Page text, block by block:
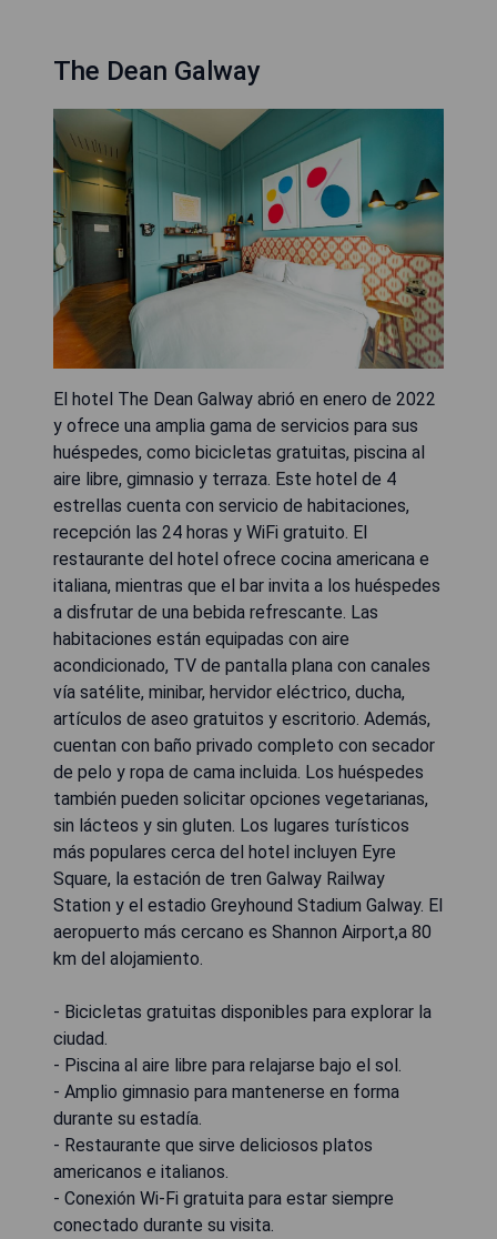
The Dean Galway
El hotel The Dean Galway abrió en enero de 2022
y ofrece una amplia gama de servicios para sus
huéspedes, como bicicletas gratuitas, piscina al
aire libre, gimnasio y terraza. Este hotel de 4
estrellas cuenta con servicio de habitaciones,
recepción las 24 horas y WiFi gratuito. El
restaurante del hotel ofrece cocina americana e
italiana, mientras que el bar invita a los huéspedes
a disfrutar de una bebida refrescante. Las
habitaciones están equipadas con aire
acondicionado, TV de pantalla plana con canales
vía satélite, minibar, hervidor eléctrico, ducha,
artículos de aseo gratuitos y escritorio. Además,
cuentan con baño privado completo con secador
de pelo y ropa de cama incluida. Los huéspedes
también pueden solicitar opciones vegetarianas,
sin lácteos y sin gluten. Los lugares turísticos
más populares cerca del hotel incluyen Eyre
Square, la estación de tren Galway Railway
Station y el estadio Greyhound Stadium Galway. El
aeropuerto más cercano es Shannon Airport,a 80
km del alojamiento.
- Bicicletas gratuitas disponibles para explorar la
ciudad.
- Piscina al aire libre para relajarse bajo el sol.
- Amplio gimnasio para mantenerse en forma
durante su estadía.
- Restaurante que sirve deliciosos platos
americanos e italianos.
- Conexión Wi-Fi gratuita para estar siempre
conectado durante su visita.